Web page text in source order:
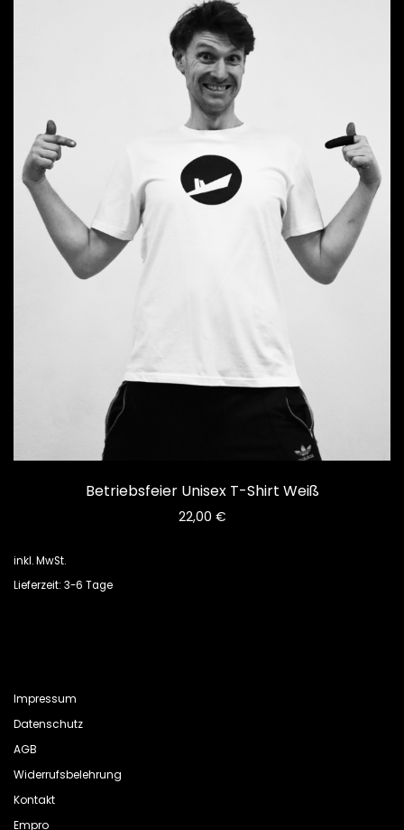
Betriebsfeier Unisex T-Shirt Weiß
22,00 €
inkl. MwSt.
Lieferzeit: 3-6 Tage
Impressum
Datenschutz
AGB
Widerrufsbelehrung
Kontakt
Empro